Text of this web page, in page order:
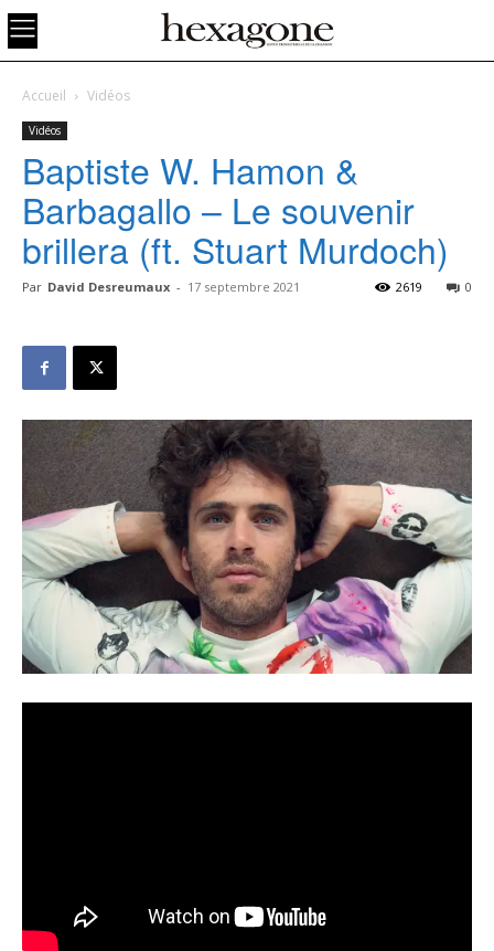
Accueil Vidéos
Vidéos
Baptiste W. Hamon &
Barbagallo – Le souvenir
brillera (ft. Stuart Murdoch)
Par David Desreumaux - 17 septembre 2021 0
2619